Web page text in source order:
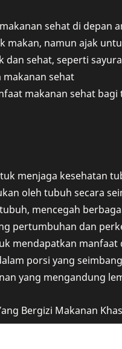
sehat di depan
makan, namun ajak
dan sehat, seperti
makanan sehat
makanan sehat bagi
menjaga kesehatan
oleh tubuh secara
mencegah
pertumbuhan dan
mendapatkan
porsi yang
yang mengandung